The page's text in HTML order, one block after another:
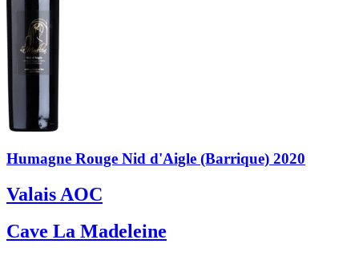
Humagne Rouge Nid d'Aigle (Barrique) 2020
Valais AOC
Cave La Madeleine